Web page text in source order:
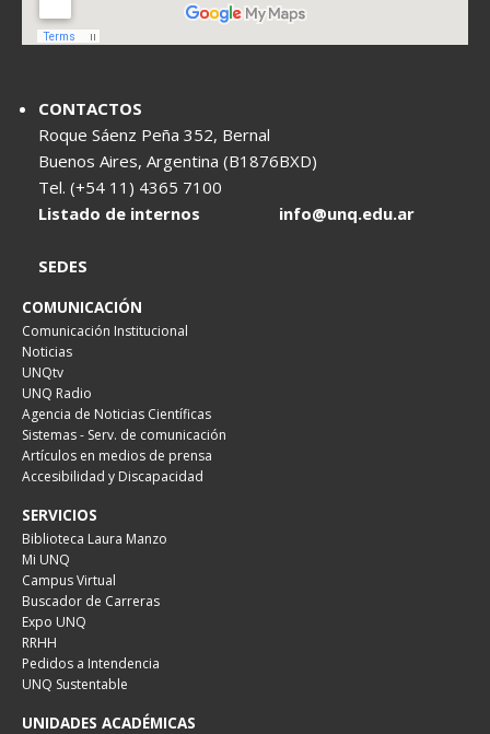
CONTACTOS
Roque Sáenz Peña 352, Bernal
Buenos Aires, Argentina (B1876BXD)
Tel. (+54 11) 4365 7100
Listado de internos
info@unq.edu.ar
SEDES
COMUNICACIÓN
Comunicación Institucional
Noticias
UNQtv
UNQ Radio
Agencia de Noticias Científicas
Sistemas - Serv. de comunicación
Artículos en medios de prensa
Accesibilidad y Discapacidad
SERVICIOS
Biblioteca Laura Manzo
Mi UNQ
Campus Virtual
Buscador de Carreras
Expo UNQ
RRHH
Pedidos a Intendencia
UNQ Sustentable
UNIDADES ACADÉMICAS